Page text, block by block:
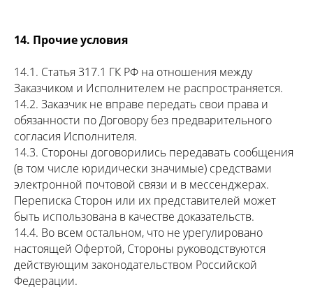
14. Прочие условия
14.1. Статья 317.1 ГК РФ на отношения между
Заказчиком и Исполнителем не распространяется.
14.2. Заказчик не вправе передать свои права и
обязанности по Договору без предварительного
согласия Исполнителя.
14.3. Стороны договорились передавать сообщения
(в том числе юридически значимые) средствами
электронной почтовой связи и в мессенджерах.
Переписка Сторон или их представителей может
быть использована в качестве доказательств.
14.4. Во всем остальном, что не урегулировано
настоящей Офертой, Стороны руководствуются
действующим законодательством Российской
Федерации.